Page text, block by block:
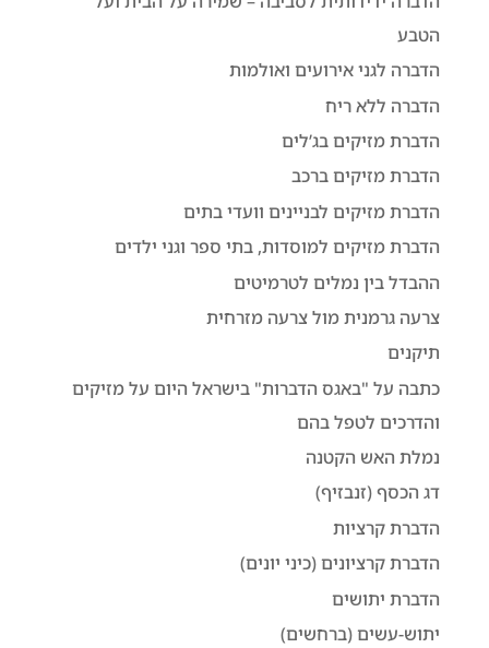
הטבע
הדברה לגני אירועים ואולמות
הדברה ללא ריח
הדברת מזיקים בג’לים
הדברת מזיקים ברכב
הדברת מזיקים לבניינים וועדי בתים
הדברת מזיקים למוסדות, בתי ספר וגני ילדים
ההבדל בין נמלים לטרמיטים
צרעה גרמנית מול צרעה מזרחית
תיקנים
כתבה על "באגס הדברות" בישראל היום על מזיקים
והדרכים לטפל בהם
נמלת האש הקטנה
דג הכסף (זנבזיף)
הדברת קרציות
הדברת קרציונים (כיני יונים)
הדברת יתושים
יתוש-עשים (ברחשים)